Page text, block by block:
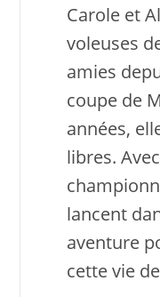
Carole et
voleuses
amies
coupe de
années,
libres.
lancent
aventure
cette vie